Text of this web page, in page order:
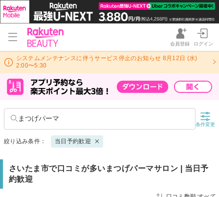
会員登録 ログイン
システムメンテナンスに伴うサービス停止のお知らせ 8月12日 (水)
2:00〜5:30
まつげパーマ
条件変更
絞り込み条件： 当日予約歓迎
さいたま市で口コミが多いまつげパーマサロン | 当日予
約歓迎